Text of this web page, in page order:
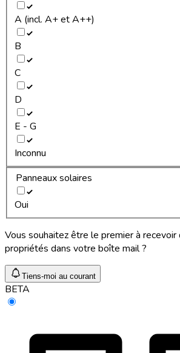
A (incl. A+ et A++)
B
C
D
E - G
Inconnu
Panneaux solaires
Oui
Vous souhaitez être le premier à
propriétés dans votre boîte mail ?
Tiens-moi au courant
BETA